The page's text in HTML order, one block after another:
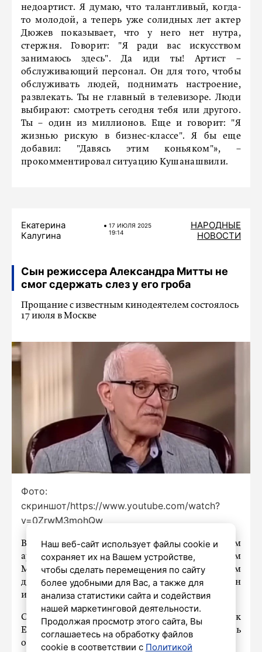
недоартист. Я думаю, что талантливый, когда-
то молодой, а теперь уже солидных лет актер
Дюжев показывает, что у него нет нутра,
стержня. Говорит: "Я ради вас искусством
занимаюсь здесь". Да иди ты! Артист –
обслуживающий персонал. Он для того, чтобы
обслуживать людей, поднимать настроение,
развлекать. Ты не главный в телевизоре. Люди
выбирают: смотреть сегодня тебя или другого.
Ты – один из миллионов. Еще и говорит: "Я
жизнью рискую в бизнес-классе". Я бы еще
добавил: "Давясь этим коньяком"», –
прокомментировал ситуацию Кушанашвили.
Екатерина
Калугина
17 ИЮЛЯ 2025
19:14
НАРОДНЫЕ
НОВОСТИ
Сын режиссера Александра Митты не
смог сдержать слез у его гроба
Прощание с известным кинодеятелем состоялось
17 июля в Москве
Фото:
скриншот/https://www.youtube.com/watch?
v=0ZrwM3mohQw
В Москве 17 июля простились с народным
артистом России, режиссером Александром
Миттой. Церемония прошла в Центральном
доме литераторов, куда приехал и сын
известного кинодеятеля, сообщает «Радио 1».
Сын режиссера, 62-летний актер и художник
Евгений Митта, заявил, что для него смерть
отца стала невосполнимой потерей.
Наш веб-сайт использует файлы cookie и
сохраняет их на Вашем устройстве,
чтобы сделать перемещения по сайту
более удобными для Вас, а также для
анализа статистики сайта и содействия
нашей маркетинговой деятельности.
Продолжая просмотр этого сайта, Вы
соглашаетесь на обработку файлов
cookie в соответствии с Политикой